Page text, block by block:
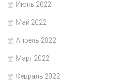
Июнь 2022
Май 2022
Апрель 2022
Март 2022
Февраль 2022